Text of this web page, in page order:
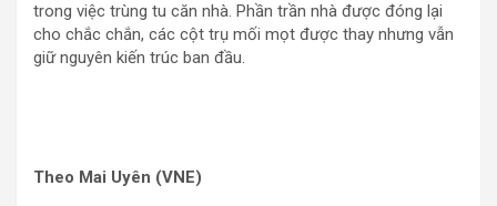
trong việc trùng tu căn nhà. Phần trần nhà được đóng lại
cho chắc chắn, các cột trụ mối mọt được thay nhưng vẫn
giữ nguyên kiến trúc ban đầu.
Theo Mai Uyên (VNE)